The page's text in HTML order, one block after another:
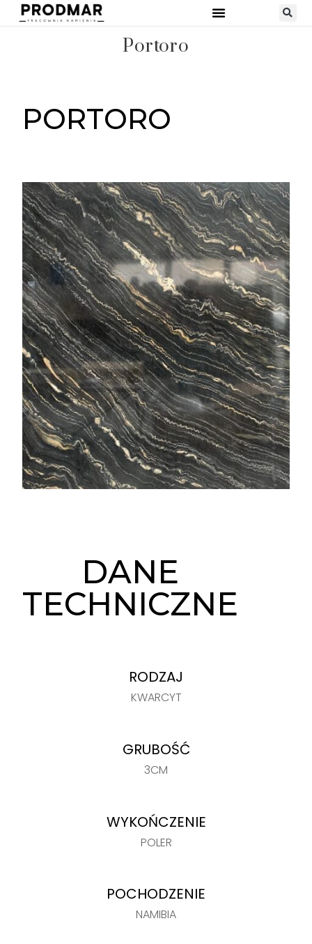
Portoro
PORTORO
DANE
TECHNICZNE
RODZAJ
KWARCYT
GRUBOŚĆ
3CM
WYKOŃCZENIE
POLER
POCHODZENIE
NAMIBIA